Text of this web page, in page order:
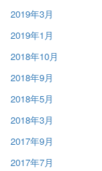
2019年3月
2019年1月
2018年10月
2018年9月
2018年5月
2018年3月
2017年9月
2017年7月